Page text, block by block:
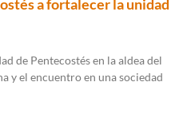
a fortalecer la unidad
de Pentecostés en la aldea del
y el encuentro en una sociedad